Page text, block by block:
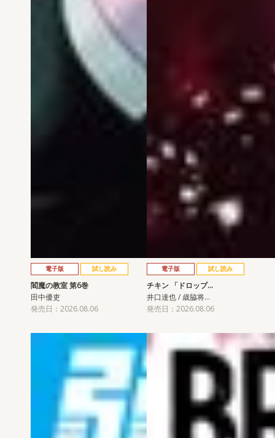
電子版 試し読み
閻魔の教室 第6巻
田中優吏
発売日：2026.08.06
電子版 試し読み
チキン 「ドロップ…
井口達也 / 歳脇将…
発売日：2026.08.06